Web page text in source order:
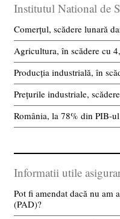
Institutul National de
Comerțul, scădere lunară
Agricultura, în scădere cu
Producția industrială, în
Prețurile industriale,
România, la 78% din PIB-
Informatii utile
Pot fi amendat dacă nu am
(PAD)?